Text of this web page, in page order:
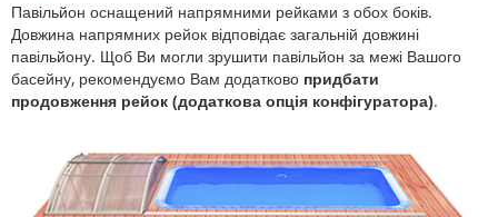
Павільйон оснащений напрямними рейками з обох боків.
Довжина напрямних рейок відповідає загальній довжині
павільйону. Щоб Ви могли зрушити павільйон за межі Вашого
басейну, рекомендуємо Вам додатково придбати
продовження рейок (додаткова опція конфігуратора).